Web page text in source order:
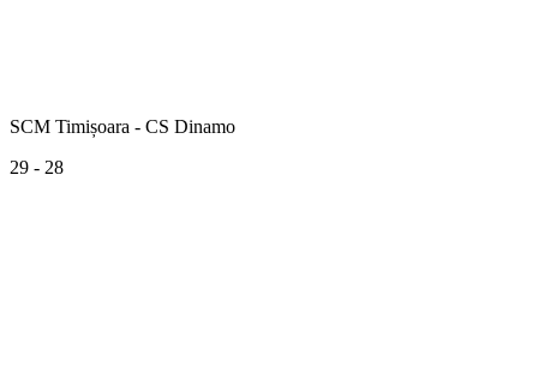
SCM Timișoara - CS Dinamo
29 - 28